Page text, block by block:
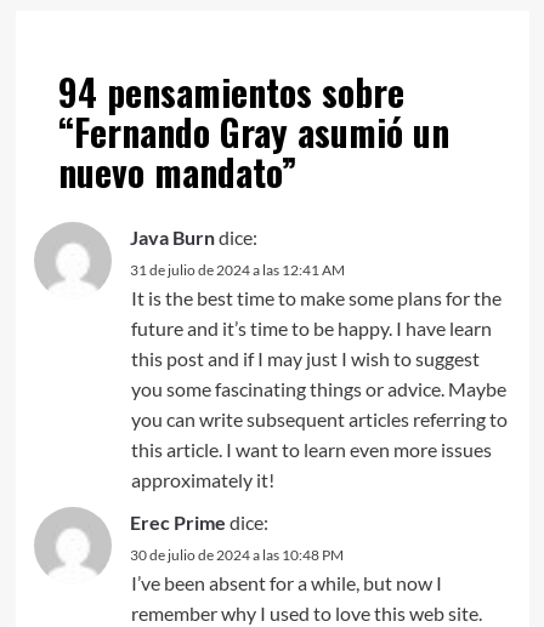
94 pensamientos sobre
“Fernando Gray asumió un
nuevo mandato”
Java Burndice:
31 de julio de 2024 a las 12:41 AM
It is the best time to make some plans for the
future and it’s time to be happy. I have learn
this post and if I may just I wish to suggest
you some fascinating things or advice. Maybe
you can write subsequent articles referring to
this article. I want to learn even more issues
approximately it!
Erec Prime dice:
30 de julio de 2024 a las 10:48 PM
I’ve been absent for a while, but now I
remember why I used to love this web site.